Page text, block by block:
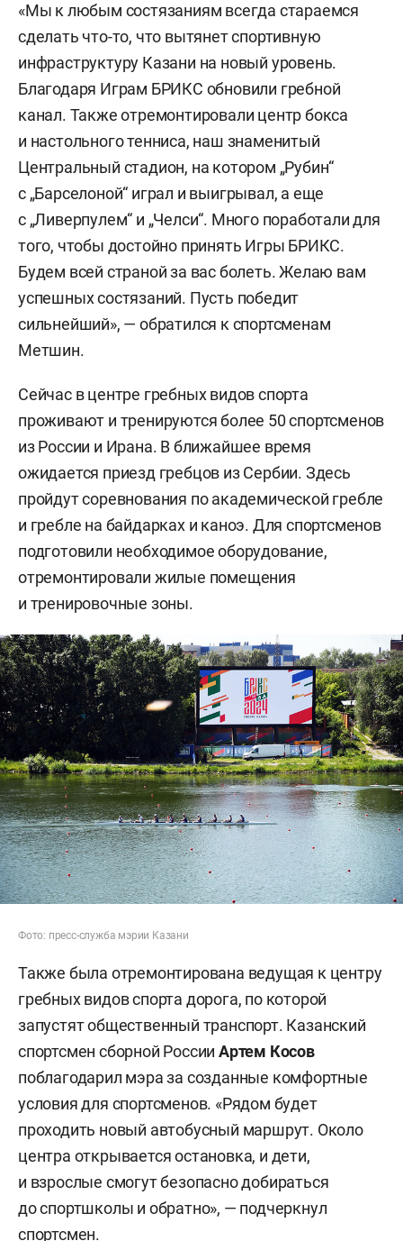
«Мы к любым состязаниям всегда стараемся
сделать что-то, что вытянет спортивную
инфраструктуру Казани на новый уровень.
Благодаря Играм БРИКС обновили гребной
канал. Также отремонтировали центр бокса
и настольного тенниса, наш знаменитый
Центральный стадион, на котором „Рубин“
с „Барселоной“ играл и выигрывал, а еще
с „Ливерпулем“ и „Челси“. Много поработали для
того, чтобы достойно принять Игры БРИКС.
Будем всей страной за вас болеть. Желаю вам
успешных состязаний. Пусть победит
сильнейший», — обратился к спортсменам
Метшин.
Сейчас в центре гребных видов спорта
проживают и тренируются более 50 спортсменов
из России и Ирана. В ближайшее время
ожидается приезд гребцов из Сербии. Здесь
пройдут соревнования по академической гребле
и гребле на байдарках и каноэ. Для спортсменов
подготовили необходимое оборудование,
отремонтировали жилые помещения
и тренировочные зоны.
Фото: пресс-служба мэрии Казани
Также была отремонтирована ведущая к центру
гребных видов спорта дорога, по которой
запустят общественный транспорт. Казанский
спортсмен сборной России Артем Косов
поблагодарил мэра за созданные комфортные
условия для спортсменов. «Рядом будет
проходить новый автобусный маршрут. Около
центра открывается остановка, и дети,
и взрослые смогут безопасно добираться
до спортшколы и обратно», — подчеркнул
спортсмен.